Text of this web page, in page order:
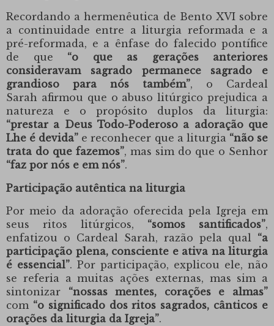
Recordando a hermenêutica de Bento XVIsobre
a continuidade entre a liturgia reformada e a
pré-reformada, e a ênfase do falecido pontífice
de que “o que as gerações anteriores
consideravam sagrado permanece sagrado e
grandioso para nós também”, o Cardeal
Sarah afirmou que o abuso litúrgico prejudica a
natureza e o propósito duplos da liturgia:
“prestar a Deus Todo-Poderoso a adoração que
Lhe é devida” e reconhecer que a liturgia “não se
trata do que fazemos”, mas sim do que o Senhor
“faz por nós e em nós”.
Participação autêntica na liturgia
Por meio da adoração oferecida pela Igreja em
seus ritos litúrgicos, “somos santificados”,
enfatizou o Cardeal Sarah, razão pela qual “a
participação plena, consciente e ativa na liturgia
é essencial”. Por participação, explicou ele, não
se referia a muitas ações externas, mas sim a
sintonizar “nossas mentes, corações e almas”
com “o significado dos ritos sagrados, cânticos e
orações da liturgia da Igreja”.